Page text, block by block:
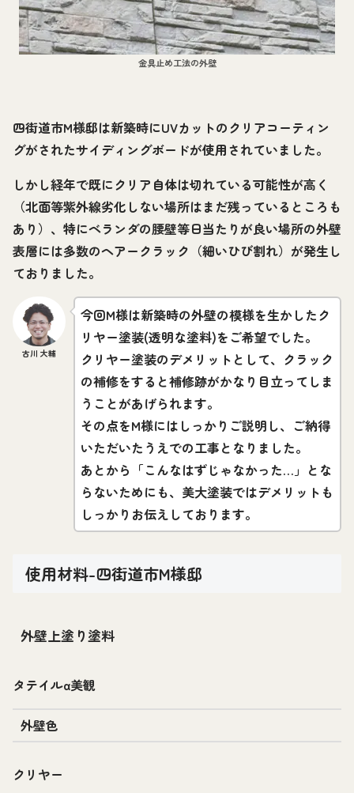
金具止め工法の外壁
四街道市M様邸は新築時にUVカットのクリアコーティン
グがされたサイディングボードが使用されていました。
しかし経年で既にクリア自体は切れている可能性が高く
（北面等紫外線劣化しない場所はまだ残っているところも
あり）、特にベランダの腰壁等日当たりが良い場所の外壁
表層には多数のヘアークラック（細いひび割れ）が発生し
ておりました。
古川 大輔
今回M様は新築時の外壁の模様を生かしたク
リヤー塗装(透明な塗料)をご希望でした。
クリヤー塗装のデメリットとして、クラック
の補修をすると補修跡がかなり目立ってしま
うことがあげられます。
その点をM様にはしっかりご説明し、ご納得
いただいたうえでの工事となりました。
あとから「こんなはずじゃなかった…」とな
らないためにも、美大塗装ではデメリットも
しっかりお伝えしております。
使用材料-四街道市M様邸
外壁上塗り塗料
タテイルα美観
外壁色
クリヤー